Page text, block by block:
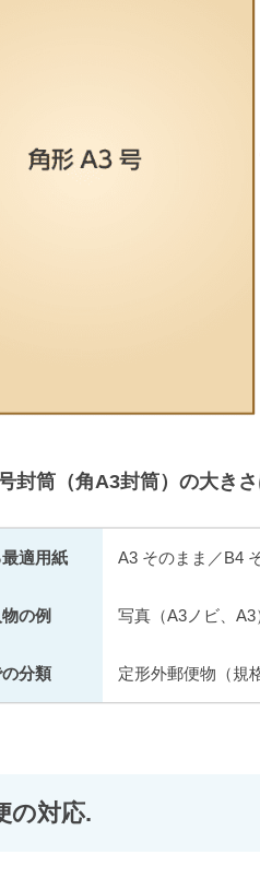
封筒（角A3封筒）の大きさ
適用紙 A3 そのまま／B4
の例 写真（A3ノビ、
分類 定形外郵便物（規
の対応.